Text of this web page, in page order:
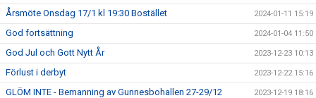
Årsmöte Onsdag 17/1 kl 19:30 Bostället 2024-01-11 15:19
God fortsättning 2024-01-04 11:50
God Jul och Gott Nytt År 2023-12-23 10:13
Förlust i derbyt 2023-12-22 15:16
GLÖM INTE - Bemanning av Gunnesbohallen 27-29/12 2023-12-19 18:16